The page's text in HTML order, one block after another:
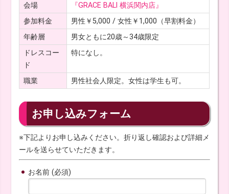
会場
『GRACE BALI 横浜関内店』
参加料金
男性￥5,000 / 女性￥1,000（早割料金）
年齢層
男女ともに20歳～34歳限定
ドレスコー
ド
特になし。
職業 男性社会人限定。女性は学生も可。
お申し込みフォーム
※下記よりお申し込みください。折り返し確認および詳細メ
ールを送らせていただきます。
お名前 (必須)